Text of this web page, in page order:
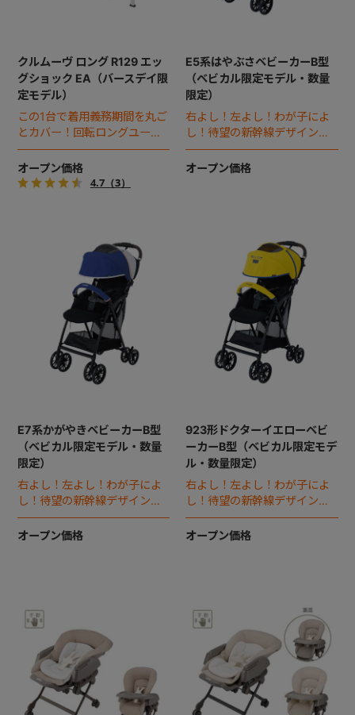
クルムーヴ ロング R129 エッ
グショック EA（バースデイ限
定モデル）
この1台で着用義務期間を丸ご
とカバー！回転ロングユース
チャイルドシート。
オープン価格
4.7（3）
E5系はやぶさベビーカーB型
（ベビカル限定モデル・数量
限定）
右よし！左よし！わが子によ
し！待望の新幹線デザインのB
型ベビーカー誕生。
オープン価格
E7系かがやきベビーカーB型
（ベビカル限定モデル・数量
限定）
右よし！左よし！わが子によ
し！待望の新幹線デザインのB
型ベビーカー誕生。
オープン価格
923形ドクターイエローベビ
ーカーB型（ベビカル限定モデ
ル・数量限定）
右よし！左よし！わが子によ
し！待望の新幹線デザインのB
型ベビーカー誕生。
オープン価格